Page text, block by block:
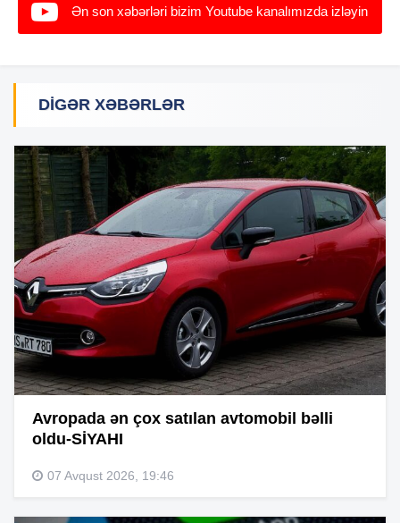
Ən son xəbərləri bizim Youtube kanalımızda izləyin
DIGƏR XƏBƏRLƏR
Avropada ən çox satılan avtomobil bəlli
oldu-SİYAHI
07 Avqust 2026, 19:46